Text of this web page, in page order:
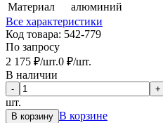
Материал
алюминий
Все характеристики
Код товара: 542-779
По запросу
2 175 ₽/шт.0 ₽/шт.
В наличии
- +
шт.
В корзину В корзине